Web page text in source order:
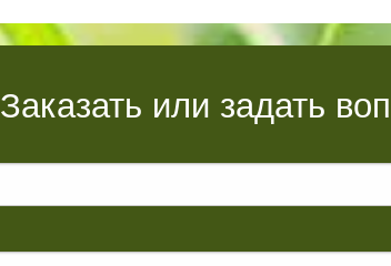
Заказать или задать